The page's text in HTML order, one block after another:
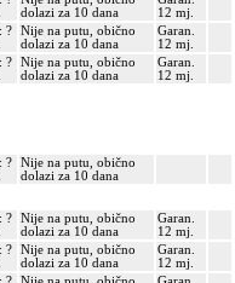
dolazi za 10 dana
12 mj.
?
Nije na putu, obično
dolazi za 10 dana
Garan.
12 mj.
?
Nije na putu, obično
dolazi za 10 dana
Garan.
12 mj.
?
Nije na putu, obično
dolazi za 10 dana
?
Nije na putu, obično
dolazi za 10 dana
Garan.
12 mj.
?
Nije na putu, obično
dolazi za 10 dana
Garan.
12 mj.